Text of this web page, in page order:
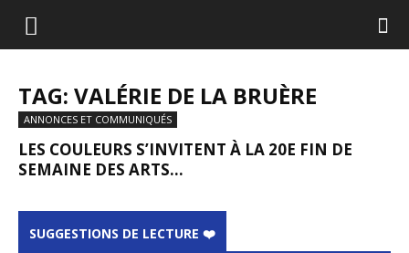
TAG: VALÉRIE DE LA BRUÈRE
ANNONCES ET COMMUNIQUÉS
LES COULEURS S’INVITENT À LA 20E FIN DE
SEMAINE DES ARTS...
SUGGESTIONS DE LECTURE ❤️